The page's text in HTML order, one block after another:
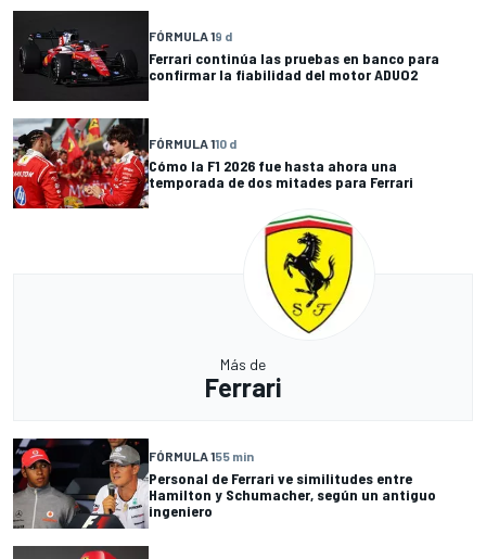
FÓRMULA 19 d
Ferrari continúa las pruebas en banco para
confirmar la fiabilidad del motor ADUO2
FÓRMULA 110 d
Cómo la F1 2026 fue hasta ahora una
temporada de dos mitades para Ferrari
Más de
Ferrari
FÓRMULA 155 min
Personal de Ferrari ve similitudes entre
Hamilton y Schumacher, según un antiguo
ingeniero